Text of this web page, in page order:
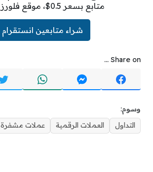
متابع بسعر 0.5$، موقع فلورز شيب
شراء متابعين انستقرام
Share on ...
وسوم:
التداول
العملات الرقمية عملات مشفرة